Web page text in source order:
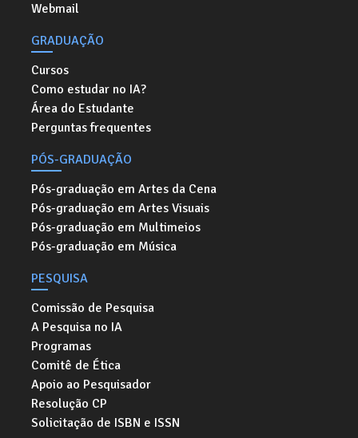
Webmail
GRADUAÇÃO
Cursos
Como estudar no IA?
Área do Estudante
Perguntas frequentes
PÓS-GRADUAÇÃO
Pós-graduação em Artes da Cena
Pós-graduação em Artes Visuais
Pós-graduação em Multimeios
Pós-graduação em Música
PESQUISA
Comissão de Pesquisa
A Pesquisa no IA
Programas
Comitê de Ética
Apoio ao Pesquisador
Resolução CP
Solicitação de ISBN e ISSN